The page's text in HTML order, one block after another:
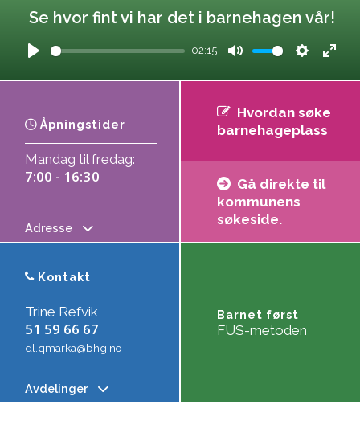
02:15
Se hvor fint vi har det i barnehagen vår!
Åpningstider
Mandag til fredag:
7:00 - 16:30
Adresse
Hvordan søke
barnehageplass
Gå direkte til
kommunens
søkeside.
Kontakt
Trine Refvik
51 59 66 67
dl.qmarka@bhg.no
Avdelinger
Barnet først
FUS-metoden